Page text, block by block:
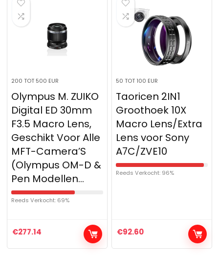
200 TOT 500 EUR
Olympus M. ZUIKO
Digital ED 30mm
F3.5 Macro Lens,
Geschikt Voor Alle
MFT-Camera’S
(Olympus OM-D &
Pen Modellen…
Reeds Verkocht: 69%
€277.14
50 TOT 100 EUR
Taoricen 2IN1
Groothoek 10X
Macro Lens/Extra
Lens voor Sony
A7C/ZVE10
Reeds Verkocht: 96%
€92.60